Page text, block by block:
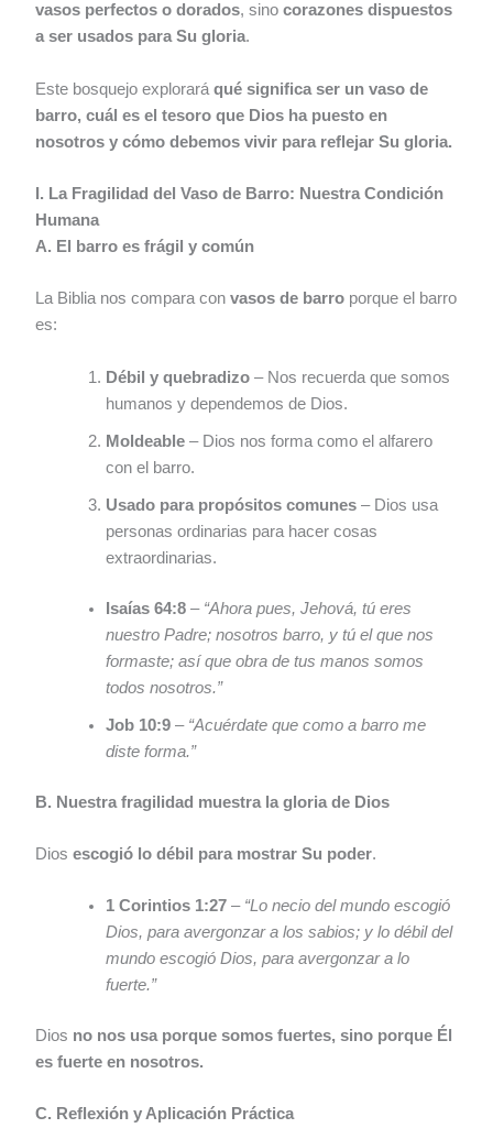
vasos perfectos o dorados, sinocorazones dispuestos
a ser usados para Su gloria.
Este bosquejo exploraráqué significa ser un vaso de
barro, cuál es el tesoro que Dios ha puesto en
nosotros y cómo debemos vivir para reflejar Su gloria.
I. La Fragilidad del Vaso de Barro: Nuestra Condición
Humana
A. El barro es frágil y común
La Biblia nos compara convasos de barro porque el barro
es:
Débil y quebradizo – Nos recuerda que somos
humanos y dependemos de Dios.
Moldeable – Dios nos forma como el alfarero
con el barro.
Usado para propósitos comunes – Dios usa
personas ordinarias para hacer cosas
extraordinarias.
Isaías 64:8 – “Ahora pues, Jehová, tú eres
nuestro Padre; nosotros barro, y tú el que nos
formaste; así que obra de tus manos somos
todos nosotros.”
Job 10:9 – “Acuérdate que como a barro me
diste forma.”
B. Nuestra fragilidad muestra la gloria de Dios
Diosescogió lo débil para mostrar Su poder.
1 Corintios 1:27 – “Lo necio del mundo escogió
Dios, para avergonzar a los sabios; y lo débil del
mundo escogió Dios, para avergonzar a lo
fuerte.”
Dios no nos usa porque somos fuertes, sino porque Él
es fuerte en nosotros.
C. Reflexión y Aplicación Práctica